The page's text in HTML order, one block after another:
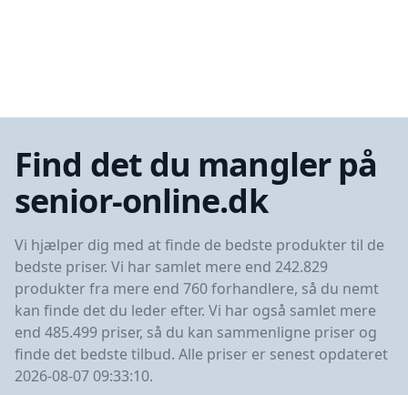
Find det du mangler på
senior-online.dk
Vi hjælper dig med at finde de bedste produkter til de
bedste priser. Vi har samlet mere end 242.829
produkter fra mere end 760 forhandlere, så du nemt
kan finde det du leder efter. Vi har også samlet mere
end 485.499 priser, så du kan sammenligne priser og
finde det bedste tilbud. Alle priser er senest opdateret
2026-08-07 09:33:10.